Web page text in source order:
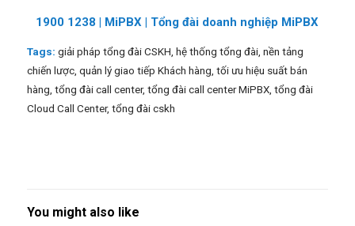
1900 1238 | MiPBX | Tổng đài doanh nghiệp MiPBX
Tags: giải pháp tổng đài CSKH hệ thống tổng đài, nền tảng
chiến lược, quản lý giao tiếp Khách hàng tối ưu hiệu suất bán
hàng tổng đài call center, tổng đài call center MiPBX, tổng đài
Cloud Call Center, tổng đài cskh
You might also like